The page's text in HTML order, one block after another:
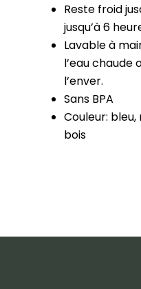
Reste froid
jusqu’à 6
Lavable à
l’eau chaude
l’enver.
Sans BPA
Couleur:
bois